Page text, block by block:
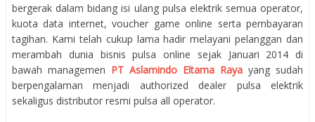
bergerak dalam bidang isi ulang pulsa elektrik semua operator,
kuota data internet, voucher game online serta pembayaran
tagihan. Kami telah cukup lama hadir melayani pelanggan dan
merambah dunia bisnis pulsa online sejak Januari 2014 di
bawah managemen PT Aslamindo Eltama Raya yang sudah
berpengalaman menjadi authorized dealer pulsa elektrik
sekaligus distributor resmi pulsa all operator.